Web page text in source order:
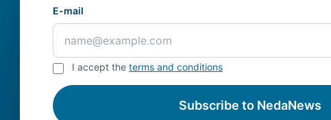
E-mail
I accept the terms and conditions
Subscribe to NedaNews